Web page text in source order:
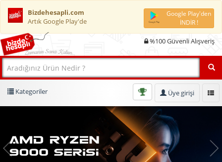
Bizdehesapli.com
Artık Google Play'de
Google Play'den
İNDİR !
%100 Güvenli Alışveriş
Üye girişi
Kategoriler